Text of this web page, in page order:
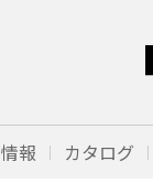
報 カタログ